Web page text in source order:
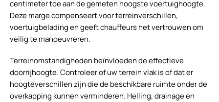
centimeter toe aan de gemeten hoogste voertuighoogte.
Deze marge compenseert voor terreinverschillen,
voertuigbelading en geeft chauffeurs het vertrouwen om
veilig te manoeuvreren.
Terreinomstandigheden beïnvloeden de effectieve
doorrijhoogte. Controleer of uw terrein vlak is of dat er
hoogteverschillen zijn die de beschikbare ruimte onder de
overkapping kunnen verminderen. Helling, drainage en